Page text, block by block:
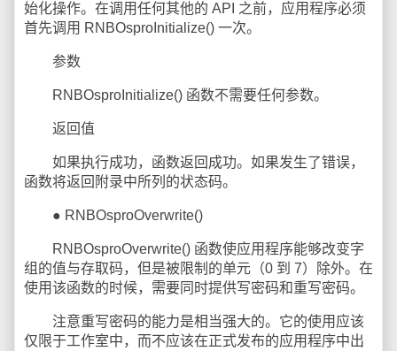
始化操作。在调用任何其他的 API 之前，应用程序必须
首先调用 RNBOsproInitialize() 一次。
参数
RNBOsproInitialize() 函数不需要任何参数。
返回值
如果执行成功，函数返回成功。如果发生了错误，
函数将返回附录中所列的状态码。
● RNBOsproOverwrite()
RNBOsproOverwrite() 函数使应用程序能够改变字
组的值与存取码，但是被限制的单元（0 到 7）除外。在
使用该函数的时候，需要同时提供写密码和重写密码。
注意重写密码的能力是相当强大的。它的使用应该
仅限于工作室中，而不应该在正式发布的应用程序中出